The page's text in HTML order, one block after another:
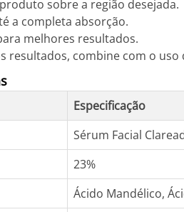
sobre a região desejada.
a completa absorção.
melhores resultados.
resultados, combine com o
Especificação
Sérum Facial
23%
Ácido Mandélico,